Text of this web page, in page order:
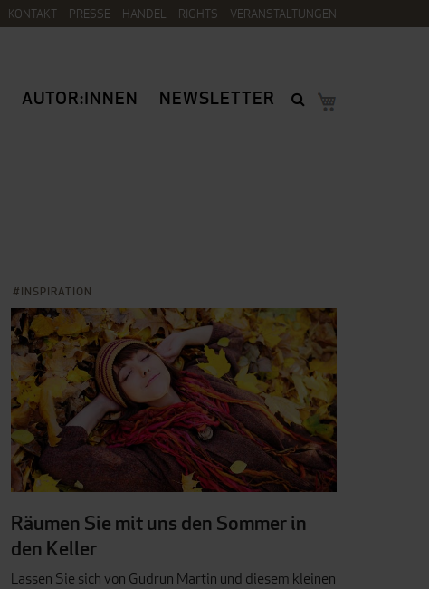
KONTAKT PRESSE HANDEL RIGHTS VERANSTALTUNGEN
AUTOR:INNEN NEWSLETTER
INSPIRATION
Räumen Sie mit uns den Sommer in
den Keller
Lassen Sie sich von Gudrun Martin und diesem kleinen